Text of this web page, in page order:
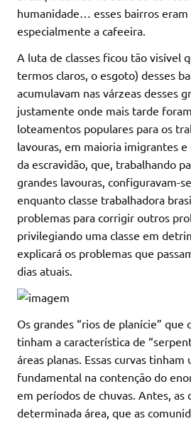
humanidade… esses bairros eram
especialmente a cafeeira.
A luta de classes ficou tão visível
termos claros, o esgoto) desses
acumulavam nas várzeas desses
justamente onde mais tarde
loteamentos populares para os
lavouras, em maioria imigrantes
da escravidão, que, trabalhando
grandes lavouras, configuravam-
enquanto classe trabalhadora
problemas para corrigir outros
privilegiando uma classe em
explicará os problemas que
dias atuais.
Os grandes “rios de planície” que
tinham a característica de
áreas planas. Essas curvas tinham
fundamental na contenção do
em períodos de chuvas. Antes, as
determinada área, que as